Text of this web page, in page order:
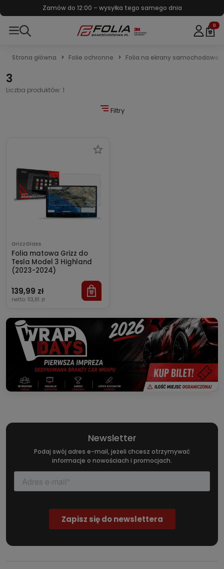
Zamów do 12:00 – wysyłka tego samego dnia
0
Strona główna Folie ochronne Folia na ekrany samochodowe
3
Liczba produktów: 1
Filtry
GrizzGlass
Folia matowa Grizz do
Tesla Model 3 Highland
(2023-2024)
139,99 zł
netto: 113,81 zł
Newsletter
Podaj swój adres e-mail, jeżeli chcesz otrzymywać
informacje o nowościach i promocjach.